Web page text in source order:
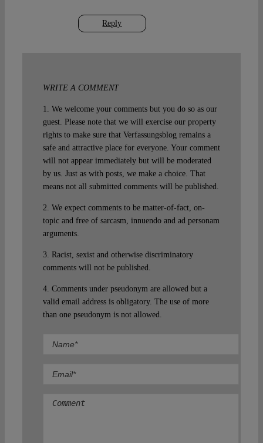
Reply
WRITE A COMMENT
1. We welcome your comments but you do so as our
guest. Please note that we will exercise our property
rights to make sure that Verfassungsblog remains a
safe and attractive place for everyone. Your comment
will not appear immediately but will be moderated
by us. Just as with posts, we make a choice. That
means not all submitted comments will be published.
2. We expect comments to be matter-of-fact, on-
topic and free of sarcasm, innuendo and ad personam
arguments.
3. Racist, sexist and otherwise discriminatory
comments will not be published.
4. Comments under pseudonym are allowed but a
valid email address is obligatory. The use of more
than one pseudonym is not allowed.